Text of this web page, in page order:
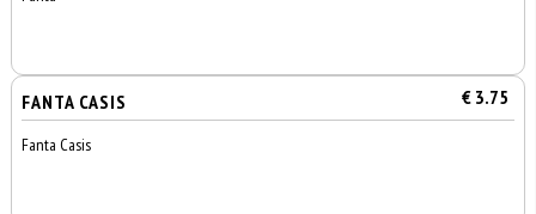
FANTA CASIS € 3.75
Fanta Casis